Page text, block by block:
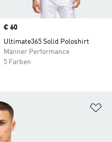
Price
€ 60
Ultimate365 Solid Poloshirt
Männer Performance
5 Farben